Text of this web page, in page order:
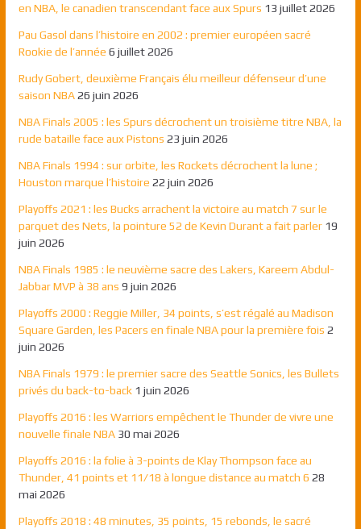
en NBA, le canadien transcendant face aux Spurs 13 juillet 2026
Pau Gasol dans l’histoire en 2002 : premier européen sacré
Rookie de l’année 6 juillet 2026
Rudy Gobert, deuxième Français élu meilleur défenseur d’une
saison NBA 26 juin 2026
NBA Finals 2005 : les Spurs décrochent un troisième titre NBA, la
rude bataille face aux Pistons 23 juin 2026
NBA Finals 1994 : sur orbite, les Rockets décrochent la lune ;
Houston marque l’histoire 22 juin 2026
Playoffs 2021 : les Bucks arrachent la victoire au match 7 sur le
parquet des Nets, la pointure 52 de Kevin Durant a fait parler 19
juin 2026
NBA Finals 1985 : le neuvième sacre des Lakers, Kareem Abdul-
Jabbar MVP à 38 ans 9 juin 2026
Playoffs 2000 : Reggie Miller, 34 points, s’est régalé au Madison
Square Garden, les Pacers en finale NBA pour la première fois 2
juin 2026
NBA Finals 1979 : le premier sacre des Seattle Sonics, les Bullets
privés du back-to-back 1 juin 2026
Playoffs 2016 : les Warriors empêchent le Thunder de vivre une
nouvelle finale NBA 30 mai 2026
Playoffs 2016 : la folie à 3-points de Klay Thompson face au
Thunder, 41 points et 11/18 à longue distance au match 6 28
mai 2026
Playoffs 2018 : 48 minutes, 35 points, 15 rebonds, le sacré